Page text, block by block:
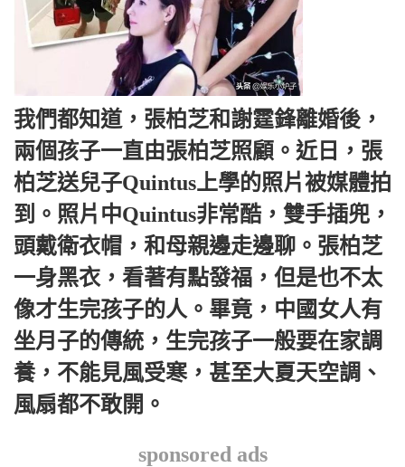
我們都知道，張柏芝和謝霆鋒離婚後，
兩個孩子一直由張柏芝照顧。近日，張
柏芝送兒子Quintus上學的照片被媒體拍
到。照片中Quintus非常酷，雙手插兜，
頭戴衛衣帽，和母親邊走邊聊。張柏芝
一身黑衣，看著有點發福，但是也不太
像才生完孩子的人。畢竟，中國女人有
坐月子的傳統，生完孩子一般要在家調
養，不能見風受寒，甚至大夏天空調、
風扇都不敢開。
sponsored ads